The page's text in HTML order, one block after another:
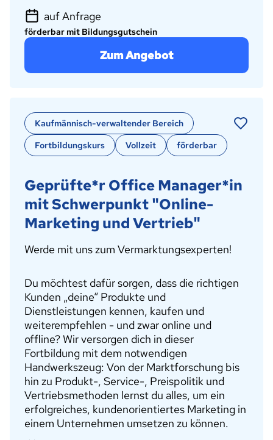
auf Anfrage
förderbar mit Bildungsgutschein
Zum Angebot
Kaufmännisch-verwaltender Bereich
Fortbildungskurs
Vollzeit förderbar
Geprüfte*r Office Manager*in
mit Schwerpunkt "Online-
Marketing und Vertrieb"
Werde mit uns zum Vermarktungsexperten!
Du möchtest dafür sorgen, dass die richtigen
Kunden „deine“ Produkte und
Dienstleistungen kennen, kaufen und
weiterempfehlen - und zwar online und
offline? Wir versorgen dich in dieser
Fortbildung mit dem notwendigen
Handwerkszeug: Von der Marktforschung bis
hin zu Produkt-, Service-, Preispolitik und
Vertriebsmethoden lernst du alles, um ein
erfolgreiches, kundenorientiertes Marketing in
einem Unternehmen umsetzen zu können.